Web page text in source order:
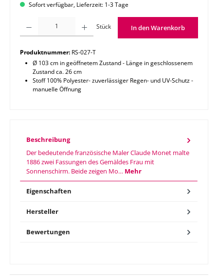
Sofort verfügbar, Lieferzeit: 1-3 Tage
Stück In den Warenkorb
Produktnummer: RS-027-T
Ø 103 cm in geöffnetem Zustand - Länge in geschlossenem
Zustand ca. 26 cm
Stoff 100% Polyester- zuverlässiger Regen- und UV-Schutz -
manuelle Öffnung
Beschreibung
Der bedeutende französische Maler Claude Monet malte
1886 zwei Fassungen des Gemäldes Frau mit
Sonnenschirm. Beide zeigen Mo… Mehr
Eigenschaften
Hersteller
Bewertungen